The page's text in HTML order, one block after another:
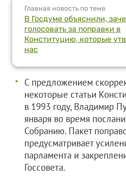
Главная новость по теме
В Госдуме объяснили,
голосовать за поправки в
Конституцию, которые
нас
С предложением
некоторые статьи
в 1993 году, Владимир
января во время
Собранию. Пакет
предусматривает
парламента и
Госсовета.